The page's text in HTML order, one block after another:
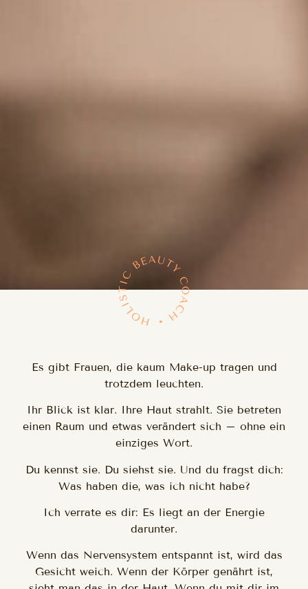
Es gibt Frauen, die kaum Make-up tragen und
trotzdem leuchten.
Ihr Blick ist klar. Ihre Haut strahlt. Sie betreten
einen Raum und etwas verändert sich – ohne ein
einziges Wort.
Du kennst sie. Du siehst sie. Und du fragst dich:
Was haben die, was ich nicht habe?
Ich verrate es dir: Es liegt an der Energie
darunter.
Wenn das Nervensystem entspannt ist, wird das
Gesicht weich. Wenn der Körper genährt ist,